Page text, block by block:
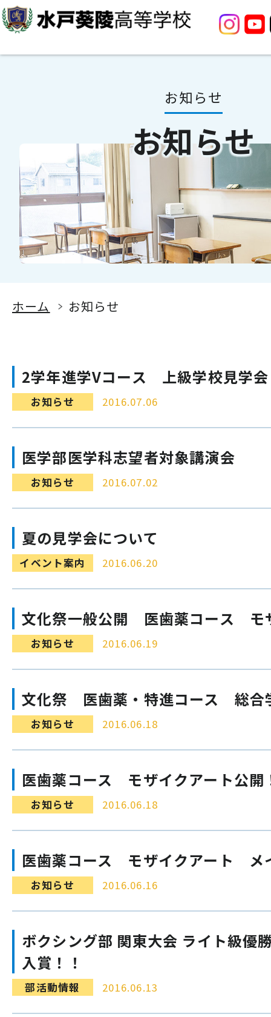
お知らせ
お知らせ
ホーム お知らせ
2学年進学Vコース 上級学校見学会
お知らせ 2016.07.06
医学部医学科志望者対象講演会
お知らせ 2016.07.02
夏の見学会について
イベント案内 2016.06.20
文化祭一般公開 医歯薬コース モ
お知らせ 2016.06.19
文化祭 医歯薬・特進コース 総合
お知らせ 2016.06.18
医歯薬コース モザイクアート公開
お知らせ 2016.06.18
医歯薬コース モザイクアート メ
お知らせ 2016.06.16
ボクシング部 関東大会 ライト級優
入賞！！
部活動情報 2016.06.13